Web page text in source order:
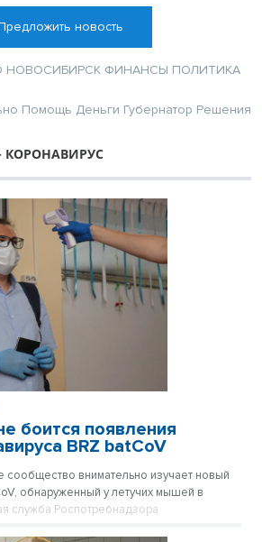
новость
НОВОСИБИРСК ФИНАНСЫ ПОЛИТИКА
Помощь Деньги Губернатор Решения
КОРОНАВИРУС
боится появления
BRZ batCoV
сообщество внимательно изучает новый
обнаруженный у летучих мышей в
служба Роспотребнадзора